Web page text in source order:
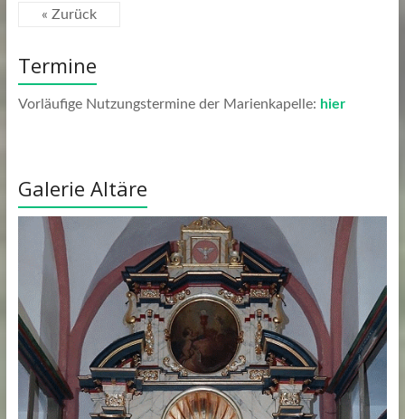
« Zurück
Termine
Vorläufige Nutzungstermine der Marienkapelle: hier
Galerie Altäre